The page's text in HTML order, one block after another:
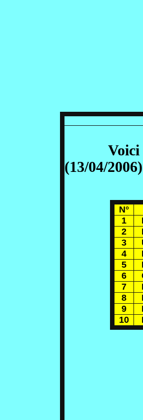
Voici
(13/04/2006)
N°
1
2
3
4
5
6
7
8
9
10